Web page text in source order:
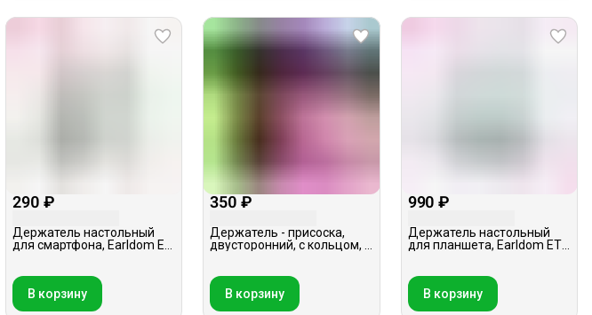
290 ₽
Держатель настольный
для смартфона, Earldom ET-
В корзину
350 ₽
Держатель - присоска,
двусторонний, с кольцом, в
В корзину
990 ₽
Держатель настольный
для планшета, Earldom ET-
В корзину